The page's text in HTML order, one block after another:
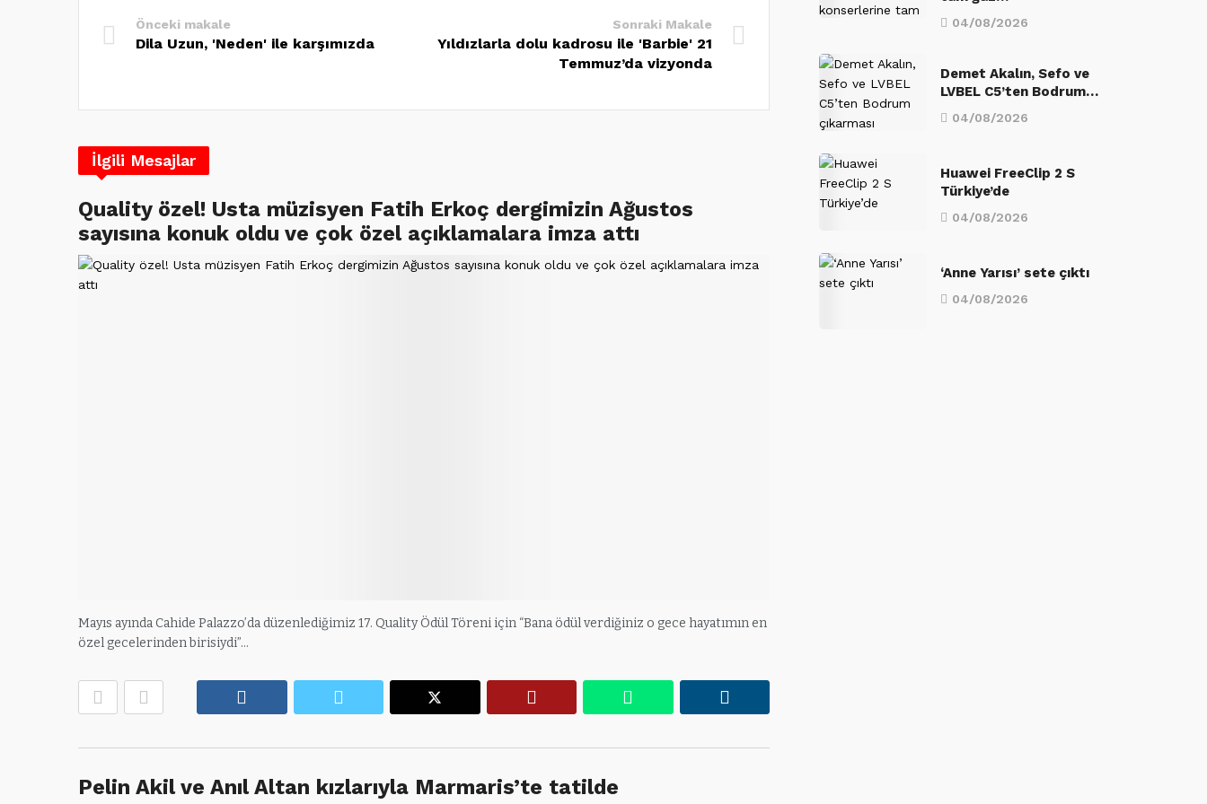
Önceki makale
Dila Uzun, 'Neden' ile karşımızda
Sonraki Makale
Yıldızlarla dolu kadrosu ile 'Barbie' 21
Temmuz’da vizyonda
İlgili Mesajlar
Quality özel! Usta müzisyen Fatih Erkoç dergimizin Ağustos
sayısına konuk oldu ve çok özel açıklamalara imza attı
Mayıs ayında Cahide Palazzo’da düzenlediğimiz 17. Quality Ödül Töreni için “Bana ödül verdiğiniz o gece hayatımın en
özel gecelerinden birisiydi”…
Pelin Akil ve Anıl Altan kızlarıyla Marmaris’te tatilde
04/08/2026
Demet Akalın, Sefo ve
LVBEL C5’ten Bodrum…
04/08/2026
Huawei FreeClip 2 S
Türkiye’de
04/08/2026
‘Anne Yarısı’ sete çıktı
04/08/2026